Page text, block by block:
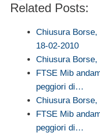
Related Posts:
Chiusura
18-02-2010
Chiusura
FTSE Mib
peggiori di…
Chiusura
FTSE Mib
peggiori di…